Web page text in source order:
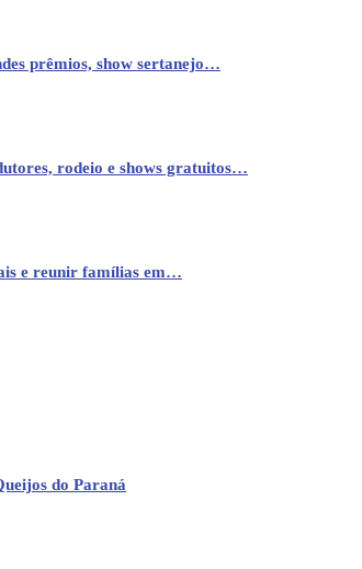
prêmios, show sertanejo…
rodeio e shows gratuitos…
e reunir famílias em…
do Paraná